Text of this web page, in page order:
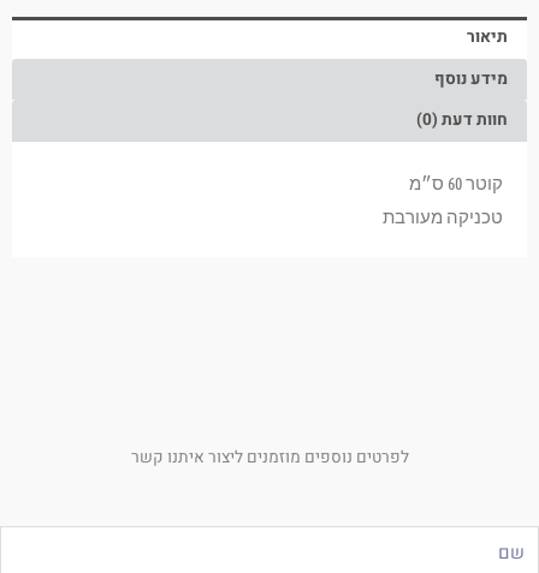
תיאור
מידע נוסף
חוות דעת (0)
קוטר 60 ס״מ
טכניקה מעורבת
לפרטים נוספים מוזמנים ליצור איתנו קשר